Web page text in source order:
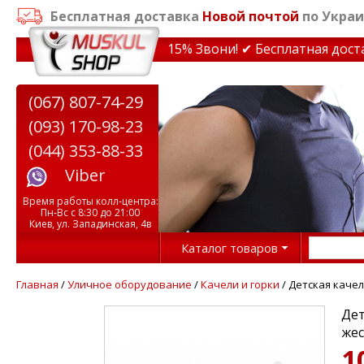
Бесплатная доставка Новой почтой по
на тренажеры до 15% Звони! ✔ Бесплатная
(067) 807-74-29
(093) 170-98-23
(044) 353-88-33
Viber
Время работы колл-центра:
Пн-Вс с 8:30 до 21:00
Киев, ул. Западинская, 4в
Каталог товаров
Главная /Уличное оборудование /Качели и горки / Детская